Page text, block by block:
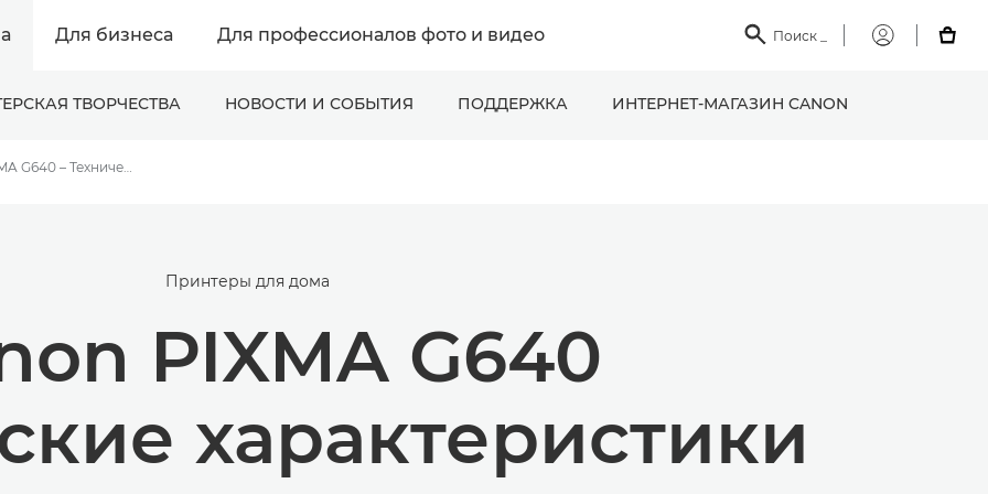
Для бизнеса Для профессионалов фото и видео  Поиск
Мой

ТВОРЧЕСТВА НОВОСТИ И СОБЫТИЯ ПОДДЕРЖКА ИНТЕРНЕТ-МАГАЗИН CANON
Canon PIXMA G640 – Технические характеристики
Принтеры для дома
PIXMA G640
характеристики